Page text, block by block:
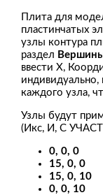
Плита для
пластинчатых
узлы контура
раздел
ввести X,
каждого узла,
Узлы будут
(Икс, И, С
0, 0, 0
15, 0, 0
15, 0, 10
0, 0, 10